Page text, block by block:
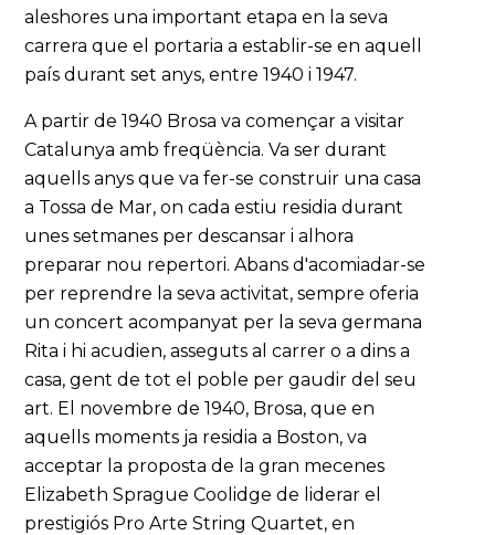
aleshores una important etapa en la seva
carrera que el portaria a establir-se en aquell
país durant set anys, entre 1940 i 1947.
A partir de 1940 Brosa va començar a visitar
Catalunya amb freqüència. Va ser durant
aquells anys que va fer-se construir una casa
a Tossa de Mar, on cada estiu residia durant
unes setmanes per descansar i alhora
preparar nou repertori. Abans d'acomiadar-se
per reprendre la seva activitat, sempre oferia
un concert acompanyat per la seva germana
Rita i hi acudien, asseguts al carrer o a dins a
casa, gent de tot el poble per gaudir del seu
art. El novembre de 1940, Brosa, que en
aquells moments ja residia a Boston, va
acceptar la proposta de la gran mecenes
Elizabeth Sprague Coolidge de liderar el
prestigiós Pro Arte String Quartet, en